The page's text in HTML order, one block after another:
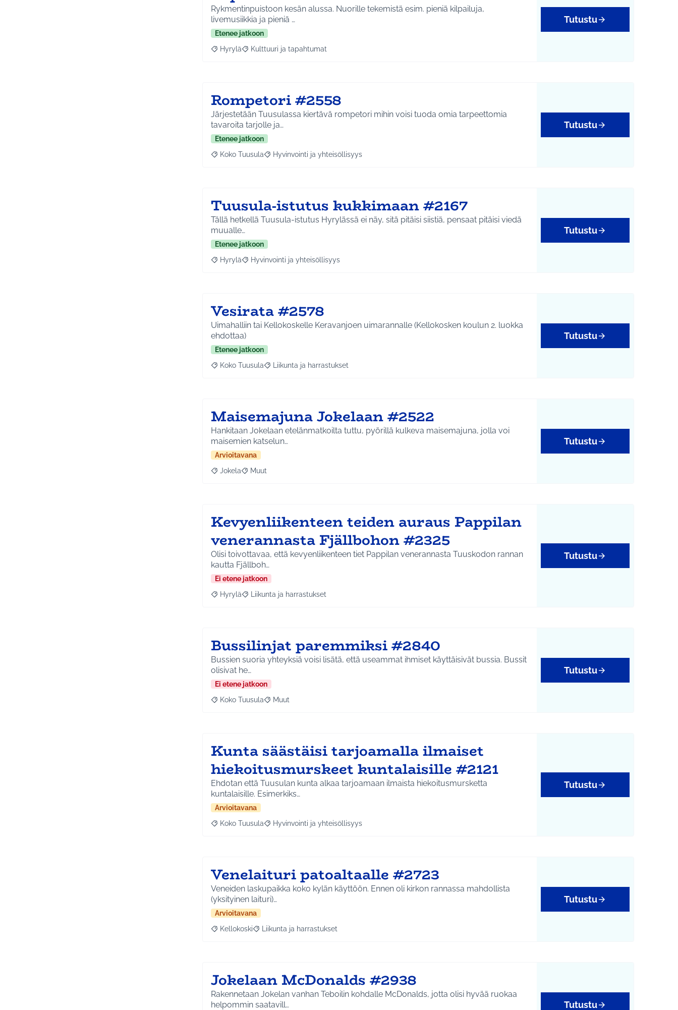
Rykmentinpuistoon kesän alussa. Nuorille tekemistä esim. pieniä kilpailuja,
livemusiikkia ja pieniä …
Etenee jatkoon
Rajaa tulokset aihepiirin mukaan: Hyrylä
Hyrylä Rajaa tulokset teeman mukaan: Kulttuuri ja tapahtumat
Kulttuuri ja tapahtumat
Tutustu
Rompetori #2558
Järjestetään Tuusulassa kiertävä rompetori mihin voisi tuoda omia tarpeettomia
tavaroita tarjolle ja…
Etenee jatkoon
Rajaa tulokset aihepiirin mukaan: Koko Tuusula
Koko Tuusula Rajaa tulokset teeman mukaan: Hyvinvointi ja yhteisöllisyys
Hyvinvointi ja yhteisöllisyys
Tutustu
Tuusula-istutus kukkimaan #2167
Tällä hetkellä Tuusula-istutus Hyrylässä ei näy, sitä pitäisi siistiä, pensaat pitäisi viedä
muualle…
Etenee jatkoon
Rajaa tulokset aihepiirin mukaan: Hyrylä
Hyrylä Rajaa tulokset teeman mukaan: Hyvinvointi ja yhteisöllisyys
Hyvinvointi ja yhteisöllisyys
Tutustu
Vesirata #2578
Uimahalliin tai Kellokoskelle Keravanjoen uimarannalle (Kellokosken koulun 2. luokka
ehdottaa)
Etenee jatkoon
Rajaa tulokset aihepiirin mukaan: Koko Tuusula
Koko Tuusula Rajaa tulokset teeman mukaan: Liikunta ja harrastukset
Liikunta ja harrastukset
Tutustu
Maisemajuna Jokelaan #2522
Hankitaan Jokelaan etelänmatkoilta tuttu, pyörillä kulkeva maisemajuna, jolla voi
maisemien katselun…
Arvioitavana
Rajaa tulokset aihepiirin mukaan: Jokela
Jokela Rajaa tulokset teeman mukaan: Muut
Muut
Tutustu
Kevyenliikenteen teiden auraus Pappilan
venerannasta Fjällbohon #2325
Olisi toivottavaa, että kevyenliikenteen tiet Pappilan venerannasta Tuuskodon rannan
kautta Fjällboh…
Ei etene jatkoon
Rajaa tulokset aihepiirin mukaan: Hyrylä
Hyrylä Rajaa tulokset teeman mukaan: Liikunta ja harrastukset
Liikunta ja harrastukset
Tutustu
Bussilinjat paremmiksi #2840
Bussien suoria yhteyksiä voisi lisätä, että useammat ihmiset käyttäisivät bussia. Bussit
olisivat he…
Ei etene jatkoon
Rajaa tulokset aihepiirin mukaan: Koko Tuusula
Koko Tuusula Rajaa tulokset teeman mukaan: Muut
Muut
Tutustu
Kunta säästäisi tarjoamalla ilmaiset
hiekoitusmurskeet kuntalaisille #2121
Ehdotan että Tuusulan kunta alkaa tarjoamaan ilmaista hiekoitusmursketta
kuntalaisille. Esimerkiks…
Arvioitavana
Rajaa tulokset aihepiirin mukaan: Koko Tuusula
Koko Tuusula Rajaa tulokset teeman mukaan: Hyvinvointi ja yhteisöllisyys
Hyvinvointi ja yhteisöllisyys
Tutustu
Venelaituri patoaltaalle #2723
Veneiden laskupaikka koko kylän käyttöön. Ennen oli kirkon rannassa mahdollista
(yksityinen laituri)…
Arvioitavana
Rajaa tulokset aihepiirin mukaan: Kellokoski
Kellokoski Rajaa tulokset teeman mukaan: Liikunta ja harrastukset
Liikunta ja harrastukset
Tutustu
Jokelaan McDonalds #2938
Rakennetaan Jokelan vanhan Teboilin kohdalle McDonalds, jotta olisi hyvää ruokaa
helpommin saatavill…
Tutustu